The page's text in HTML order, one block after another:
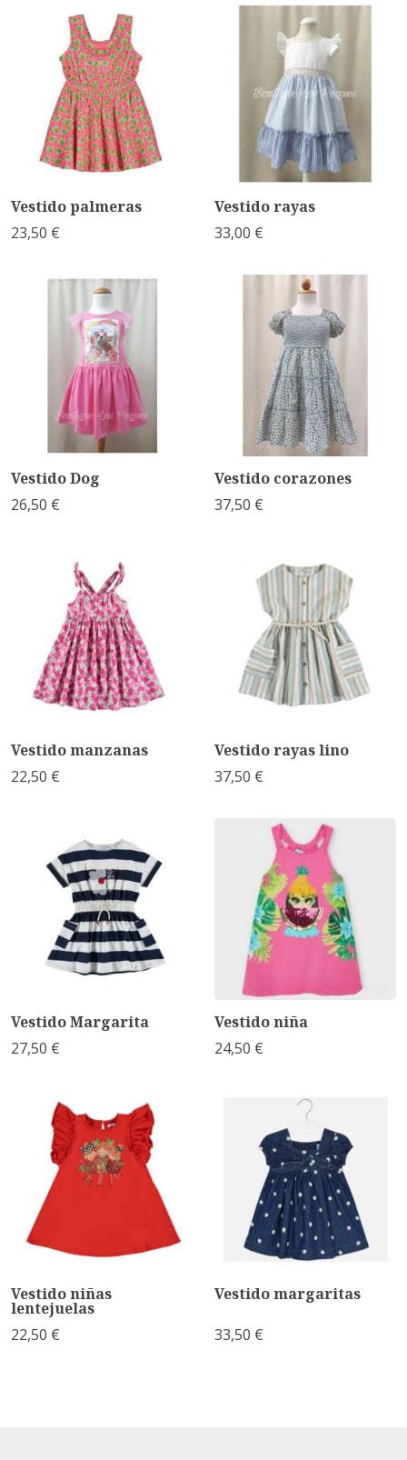
Vestido palmeras
23,50 €
Vestido rayas
33,00 €
Vestido Dog
26,50 €
Vestido corazones
37,50 €
Vestido manzanas
22,50 €
Vestido rayas lino
37,50 €
Vestido Margarita
27,50 €
Vestido niña
24,50 €
Vestido niñas
lentejuelas
22,50 €
Vestido margaritas
33,50 €